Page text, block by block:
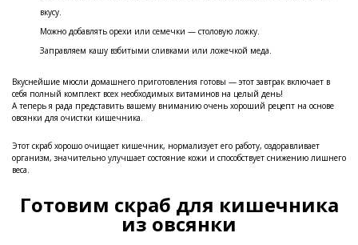
вкусу.
Можно добавлять орехи или семечки — столовую ложку.
Заправляем кашу взбитыми сливками или ложечкой меда.
Вкуснейшие мюсли домашнего приготовления готовы — этот завтрак включает в
себя полный комплект всех необходимых витаминов на целый день!
А теперь я рада представить вашему вниманию очень хороший рецепт на основе
овсянки для очистки кишечника.
Этот скраб хорошо очищает кишечник, нормализует его работу, оздоравливает
организм, значительно улучшает состояние кожи и способствует снижению лишнего
веса.
Готовим скраб для кишечника
из овсянки